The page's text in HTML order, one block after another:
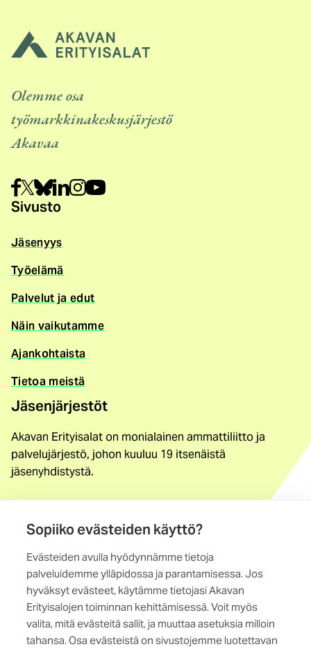
Sopiiko evästeiden käyttö?
Evästeiden avulla hyödynnämme tietoja
palveluidemme ylläpidossa ja parantamisessa. Jos
hyväksyt evästeet, käytämme tietojasi Akavan
Erityisalojen toiminnan kehittämisessä. Voit myös
valita, mitä evästeitä sallit, ja muuttaa asetuksia milloin
tahansa. Osa evästeistä on sivustojemme luotettavan
Olemme osa
työmarkkinakeskusjärjestö
Akavaa
Sivusto
Jäsenyys
Työelämä
Palvelut ja edut
Näin vaikutamme
Ajankohtaista
Tietoa meistä
Jäsenjärjestöt
Akavan Erityisalat on monialainen ammattiliitto ja
palvelujärjestö, johon kuuluu 19 itsenäistä
jäsenyhdistystä.
Löydä jäsenyhdistys
Yhteystiedot
Maistraatinportti 4 A, 6. krs
00240 Helsinki
Kaikki yhteystiedot